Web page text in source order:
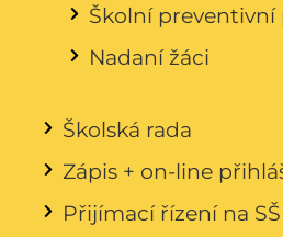
Školní
Nadaní žáci
Školská rada
Zápis + on-line
Přijímací řízení na SŠ